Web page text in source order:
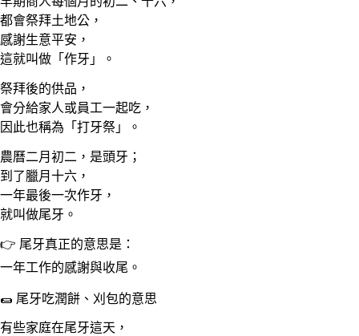
都會祭拜土地公，
感謝生意平安，
這就叫做「作牙」。
祭拜後的供品，
會分給家人或員工一起吃，
因此也稱為「打牙祭」。
農曆二月初二，是頭牙；
到了臘月十六，
一年最後一次作牙，
就叫做尾牙。
👉 尾牙真正的意思是：
一年工作的感謝與收尾。
🌯 尾牙吃潤餅、刈包的意思
有些家庭在尾牙這天，